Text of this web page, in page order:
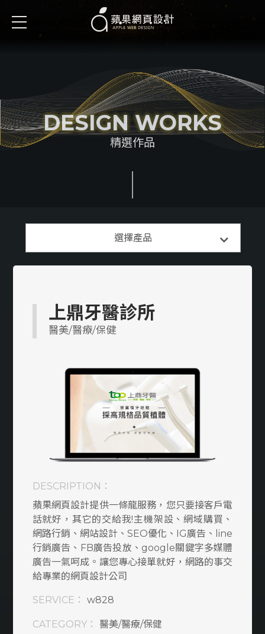
DESIGN WORKS
精選作品
選擇產品
多語系
工業/製造/加工
室內設計裝潢/傢俱
防水/宅修/隔間
媒合/仲介平台
搬家/貨運
律師/記帳/會計
窗簾/燈飾/家居
旅行/旅遊/租車
民宿/飯店/旅館
衛生/清潔/環保
上鼎牙醫診所
醫美/醫療/保健
DESCRIPTION：
蘋果網頁設計提供一條龍服務，您只要接客戶電
話就好，其它的交給我!主機架設、網域購買、
網路行銷、網站設計、SEO優化、IG廣告、line
行銷廣告、FB廣告投放、google關鍵字多媒體
廣告一氣呵成。讓您專心接單就好，網路的事交
給專業的網頁設計公司
SERVICE： w828
CATEGORY： 醫美/醫療/保健